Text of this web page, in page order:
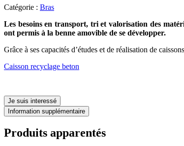
Catégorie : Bras
Les besoins en transport, tri et valorisation des
ont permis à la benne amovible de se développer.
Grâce à ses capacités d’études et de réalisation de
Caisson recyclage beton
Je suis interessé
Information supplémentaire
Produits apparentés